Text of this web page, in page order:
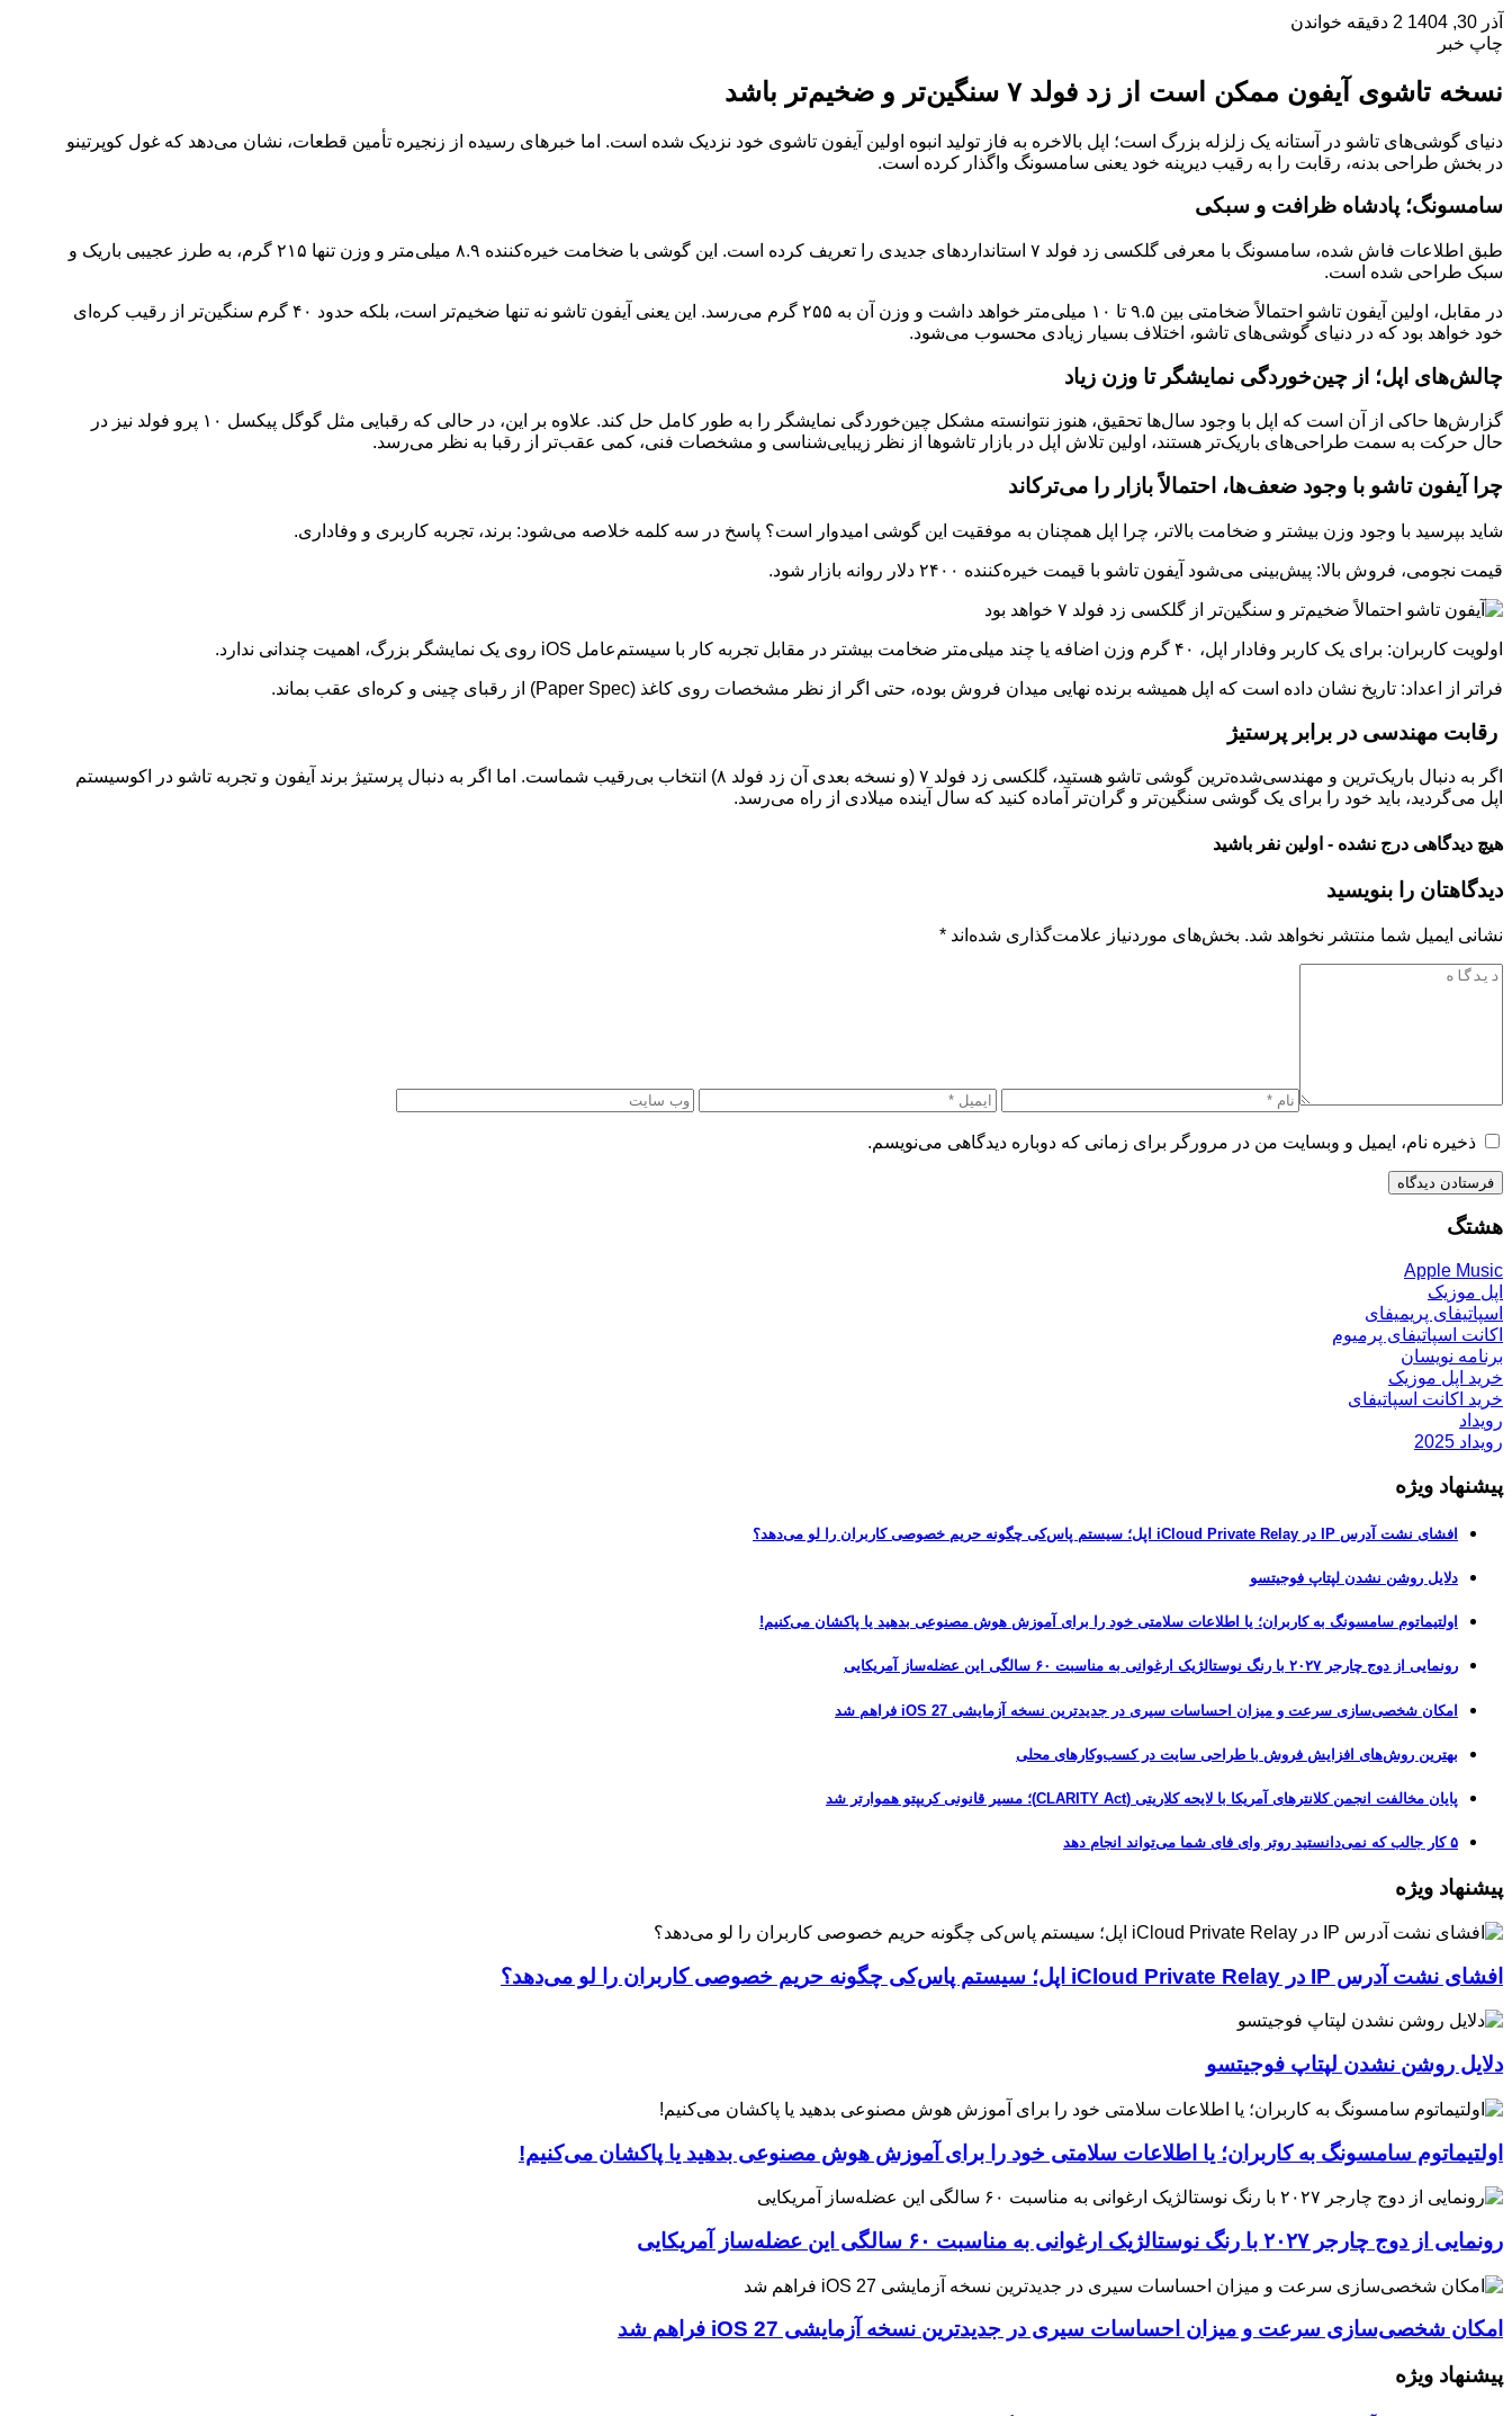
آذر 30, 1404
2 دقیقه خواندن
چاپ خبر
نسخه تاشوی آیفون ممکن است از زد فولد ۷ سنگین‌تر و ضخیم‌تر باشد
دنیای گوشی‌های تاشو در آستانه یک زلزله بزرگ است؛ اپل بالاخره به فاز تولید انبوه اولین آیفون تاشوی خود نزدیک شده است. اما خبرهای رسیده از زنجیره تأمین قطعات، نشان می‌دهد که غول کوپرتینو
در بخش طراحی بدنه، رقابت را به رقیب دیرینه خود یعنی سامسونگ واگذار کرده است.
سامسونگ؛ پادشاه ظرافت و سبکی
طبق اطلاعات فاش شده، سامسونگ با معرفی گلکسی زد فولد ۷ استانداردهای جدیدی را تعریف کرده است. این گوشی با ضخامت خیره‌کننده ۸.۹ میلی‌متر و وزن تنها ۲۱۵ گرم، به طرز عجیبی باریک و
سبک طراحی شده است.
در مقابل، اولین آیفون تاشو احتمالاً ضخامتی بین ۹.۵ تا ۱۰ میلی‌متر خواهد داشت و وزن آن به ۲۵۵ گرم می‌رسد. این یعنی آیفون تاشو نه تنها ضخیم‌تر است، بلکه حدود ۴۰ گرم سنگین‌تر از رقیب کره‌ای
خود خواهد بود که در دنیای گوشی‌های تاشو، اختلاف بسیار زیادی محسوب می‌شود.
چالش‌های اپل؛ از چین‌خوردگی نمایشگر تا وزن زیاد
گزارش‌ها حاکی از آن است که اپل با وجود سال‌ها تحقیق، هنوز نتوانسته مشکل چین‌خوردگی نمایشگر را به طور کامل حل کند. علاوه بر این، در حالی که رقبایی مثل گوگل پیکسل ۱۰ پرو فولد نیز در
حال حرکت به سمت طراحی‌های باریک‌تر هستند، اولین تلاش اپل در بازار تاشوها از نظر زیبایی‌شناسی و مشخصات فنی، کمی عقب‌تر از رقبا به نظر می‌رسد.
چرا آیفون تاشو با وجود ضعف‌ها، احتمالاً بازار را می‌ترکاند
شاید بپرسید با وجود وزن بیشتر و ضخامت بالاتر، چرا اپل همچنان به موفقیت این گوشی امیدوار است؟ پاسخ در سه کلمه خلاصه می‌شود: برند، تجربه کاربری و وفاداری.
قیمت نجومی، فروش بالا: پیش‌بینی می‌شود آیفون تاشو با قیمت خیره‌کننده ۲۴۰۰ دلار روانه بازار شود.
اولویت کاربران: برای یک کاربر وفادار اپل، ۴۰ گرم وزن اضافه یا چند میلی‌متر ضخامت بیشتر در مقابل تجربه کار با سیستم‌عامل iOS روی یک نمایشگر بزرگ، اهمیت چندانی ندارد.
فراتر از اعداد: تاریخ نشان داده است که اپل همیشه برنده نهایی میدان فروش بوده، حتی اگر از نظر مشخصات روی کاغذ (Paper Spec) از رقبای چینی و کره‌ای عقب بماند.
رقابت مهندسی در برابر پرستیژ
اگر به دنبال باریک‌ترین و مهندسی‌شده‌ترین گوشی تاشو هستید، گلکسی زد فولد ۷ (و نسخه بعدی آن زد فولد ۸) انتخاب بی‌رقیب شماست. اما اگر به دنبال پرستیژ برند آیفون و تجربه تاشو در اکوسیستم
اپل می‌گردید، باید خود را برای یک گوشی سنگین‌تر و گران‌تر آماده کنید که سال آینده میلادی از راه می‌رسد.
هیچ دیدگاهی درج نشده - اولین نفر باشید
دیدگاهتان را بنویسید
نشانی ایمیل شما منتشر نخواهد شد. بخش‌های موردنیاز علامت‌گذاری شده‌اند *
ذخیره نام، ایمیل و وبسایت من در مرورگر برای زمانی که دوباره دیدگاهی می‌نویسم.
هشتگ
Apple Music
اپل موزیک
اسپاتیفای پریمیفای
اکانت اسپاتیفای پرمیوم
برنامه نویسان
خرید اپل موزیک
خرید اکانت اسپاتیفای
رویداد
رویداد 2025
پیشنهاد ویژه
افشای نشت آدرس IP در iCloud Private Relay اپل؛ سیستم پاس‌کی چگونه حریم خصوصی کاربران را لو می‌دهد؟
دلایل روشن نشدن لپتاپ فوجیتسو
اولتیماتوم سامسونگ به کاربران؛ یا اطلاعات سلامتی خود را برای آموزش هوش مصنوعی بدهید یا پاکشان می‌کنیم!
رونمایی از دوج چارجر ۲۰۲۷ با رنگ نوستالژیک ارغوانی به مناسبت ۶۰ سالگی این عضله‌ساز آمریکایی
امکان شخصی‌سازی سرعت و میزان احساسات سیری در جدیدترین نسخه آزمایشی iOS 27 فراهم شد
بهترین روش‌های افزایش فروش با طراحی سایت در کسب‌وکارهای محلی
پایان مخالفت انجمن کلانترهای آمریکا با لایحه کلاریتی (CLARITY Act)؛ مسیر قانونی کریپتو هموارتر شد
۵ کار جالب که نمی‌دانستید روتر وای فای شما می‌تواند انجام دهد
پیشنهاد ویژه
افشای نشت آدرس IP در iCloud Private Relay اپل؛ سیستم پاس‌کی چگونه حریم خصوصی کاربران را لو می‌دهد؟
دلایل روشن نشدن لپتاپ فوجیتسو
اولتیماتوم سامسونگ به کاربران؛ یا اطلاعات سلامتی خود را برای آموزش هوش مصنوعی بدهید یا پاکشان می‌کنیم!
رونمایی از دوج چارجر ۲۰۲۷ با رنگ نوستالژیک ارغوانی به مناسبت ۶۰ سالگی این عضله‌ساز آمریکایی
امکان شخصی‌سازی سرعت و میزان احساسات سیری در جدیدترین نسخه آزمایشی iOS 27 فراهم شد
پیشنهاد ویژه